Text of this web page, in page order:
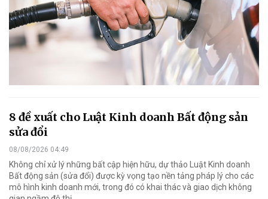
8 đề xuất cho Luật Kinh doanh Bất động sản
sửa đổi
08/08/2026 04:49
Không chỉ xử lý những bất cập hiện hữu, dự thảo Luật Kinh doanh
Bất động sản (sửa đổi) được kỳ vọng tạo nền tảng pháp lý cho các
mô hình kinh doanh mới, trong đó có khai thác và giao dịch không